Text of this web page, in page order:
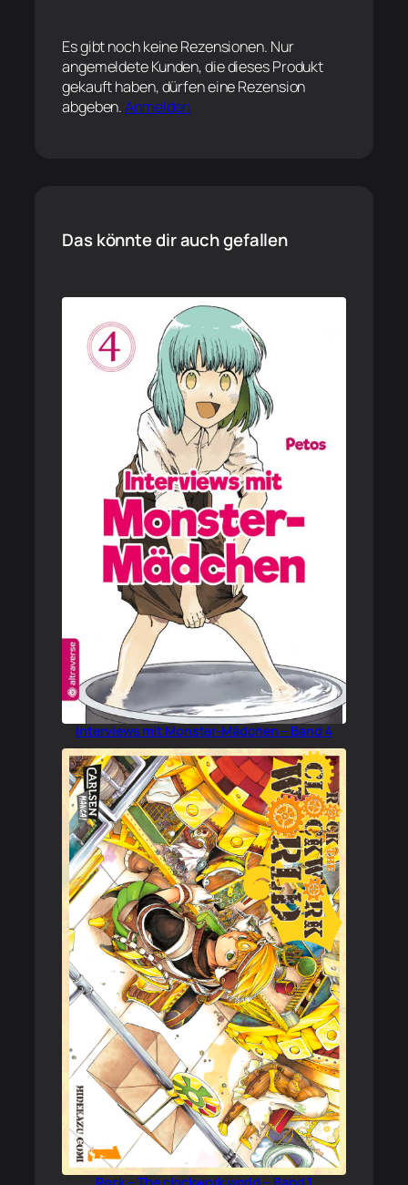
Es gibt noch keine Rezensionen. Nur
angemeldete Kunden, die dieses Produkt
gekauft haben, dürfen eine Rezension
abgeben.Anmelden
Das könnte dir auch gefallen
Interviews mit Monster-Mädchen – Band 4